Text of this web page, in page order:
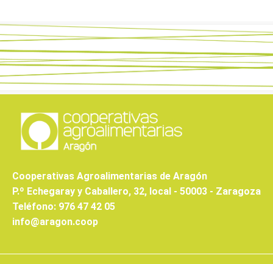
Cooperativas Agroalimentarias de Aragón
P.º Echegaray y Caballero, 32, local - 50003 - Zaragoza
Teléfono: 976 47 42 05
info@aragon.coop